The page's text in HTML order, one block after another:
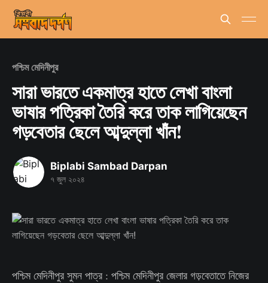
পশ্চিম মেদিনীপুর
সারা ভারতে একমাত্র হাতে লেখা বাংলা
ভাষার পত্রিকা তৈরি করে তাক লাগিয়েছেন
গড়বেতার ছেলে আব্দুল্লা খাঁন!
Biplabi Sambad Darpan
৭ জুল ২০২৪
পশ্চিম মেদিনীপুর সুমন পাত্র : পশ্চিম মেদিনীপুর জেলার গড়বেতাতে নিজের